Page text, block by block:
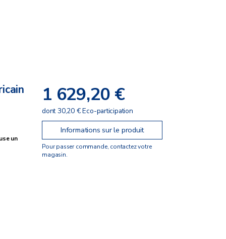
un
1 629,20 €
dont 30,20 € Eco-participation
Informations sur le produit
Pour passer commande, contactez votre
magasin.